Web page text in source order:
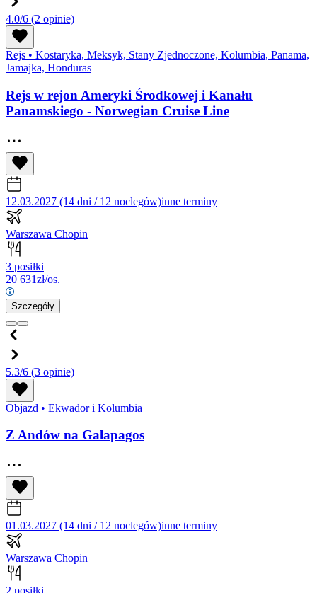
4.0/6 (2 opinie)
Rejs • Kostaryka, Meksyk, Stany Zjednoczone, Kolumbia, Panama,
Jamajka, Honduras
Rejs w rejon Ameryki Środkowej i Kanału
Panamskiego - Norwegian Cruise Line
12.03.2027 (14 dni / 12 noclegów)inne terminy
Warszawa Chopin
3 posiłki
20 631zł/os.
Szczegóły
5.3/6 (3 opinie)
Objazd • Ekwador i Kolumbia
Z Andów na Galapagos
01.03.2027 (14 dni / 12 noclegów)inne terminy
Warszawa Chopin
2 posiłki